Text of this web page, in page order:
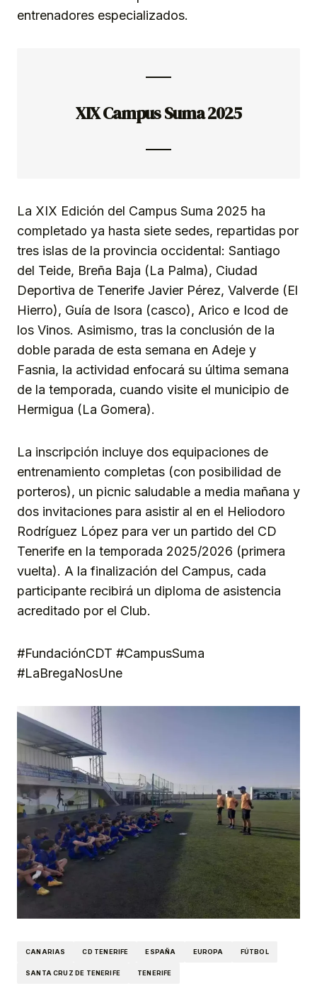
entrenadores especializados.
XIX Campus Suma 2025
La XIX Edición del Campus Suma 2025 ha
completado ya hasta siete sedes, repartidas por
tres islas de la provincia occidental: Santiago
del Teide, Breña Baja (La Palma), Ciudad
Deportiva de Tenerife Javier Pérez, Valverde (El
Hierro), Guía de Isora (casco), Arico e Icod de
los Vinos. Asimismo, tras la conclusión de la
doble parada de esta semana en Adeje y
Fasnia, la actividad enfocará su última semana
de la temporada, cuando visite el municipio de
Hermigua (La Gomera).
La inscripción incluye dos equipaciones de
entrenamiento completas (con posibilidad de
porteros), un picnic saludable a media mañana y
dos invitaciones para asistir al en el Heliodoro
Rodríguez López para ver un partido del CD
Tenerife en la temporada 2025/2026 (primera
vuelta). A la finalización del Campus, cada
participante recibirá un diploma de asistencia
acreditado por el Club.
#FundaciónCDT #CampusSuma
#LaBregaNosUne
CANARIAS CD TENERIFE ESPAÑA EUROPA FÚTBOL
SANTA CRUZ DE TENERIFE TENERIFE